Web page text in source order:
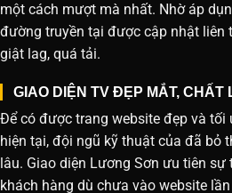
một cách mượt mà nhất. Nhờ áp
đường truyền tại được cập nhật liên
giật lag, quá tải.
GIAO DIỆN TV ĐẸP MẮT, CHẤT
Để có được trang website đẹp và
hiện tại, đội ngũ kỹ thuật của đã bỏ
lâu. Giao diện Lương Sơn ưu tiên
khách hàng dù chưa vào website